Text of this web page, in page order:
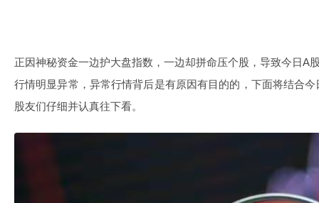
正因神秘资金一边护大盘指数，一边却拼命压个股，导致今日A
行情明显异常，异常行情背后是有原因有目的的，下面将结合
股友们仔细并认真往下看。